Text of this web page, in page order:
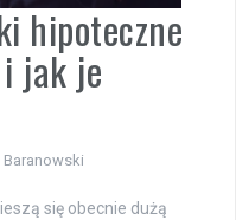
hipoteczne
jak je
się obecnie dużą